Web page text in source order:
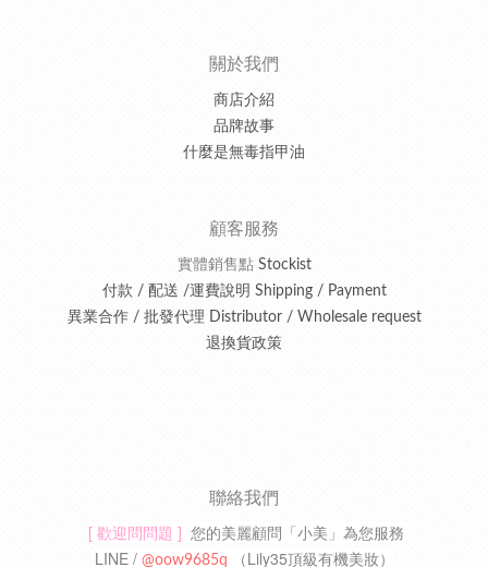
關於我們
商店介紹
品牌故事
什麼是無毒指甲油
顧客服務
實體銷售點Stockist
付款 / 配送 /運費說明 Shipping / Payment
異業合作 / 批發代理 Distributor / Wholesale request
退換貨政策
聯絡我們
[ 歡迎問問題 ] 您的美麗顧問「小美」為您服務
LINE / @oow9685q （Lily35頂級有機美妝）